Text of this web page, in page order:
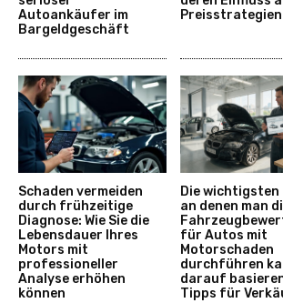
Autoankäufer im
Bargeldgeschäft
Preisstrategien
Schaden vermeiden
durch frühzeitige
Diagnose: Wie Sie die
Lebensdauer Ihres
Motors mit
professioneller
Analyse erhöhen
können
Die wichtigsten
an denen man
für Autos mit
Motorschaden
durchführen
darauf
Tipps für